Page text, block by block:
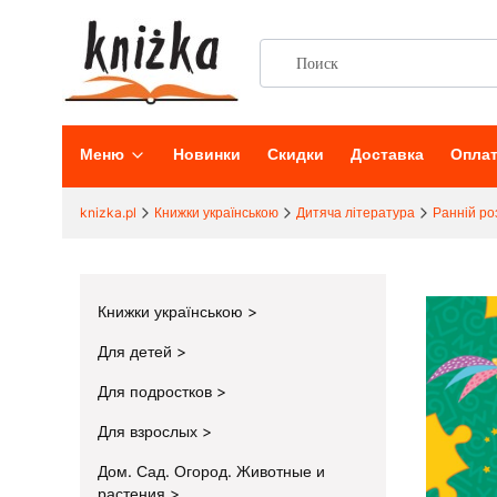
Меню Новинки Скидки Доставка
knizka.pl Книжки українською Дитяча література Ранній
Книжки українською
Для детей
Для подростков
Для взрослых
Дом. Сад. Огород. Животные и
растения